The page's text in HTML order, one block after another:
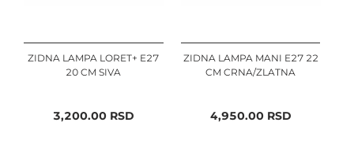
ZIDNA LAMPA LORET+ E27
20 CM SIVA
3,200.00RSD
ZIDNA LAMPA MANI E27 22
CM CRNA/ZLATNA
4,950.00RSD